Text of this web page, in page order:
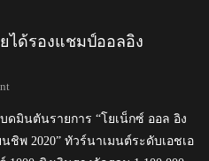
ได้รองแชมป์ออลอิง
ดมินตันรายการ “โยเน็กซ์ ออล อิง
พ 2020” ทัวร์นาเมนต์ระดับเอชเอ